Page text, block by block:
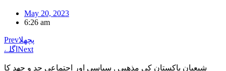
May 20, 2023
6:26 am
Prevپچھلا
اگلے Next
شیعیان پاکستان کی مذهبی , سیاسی اور اجتماعی جد و جهد کا